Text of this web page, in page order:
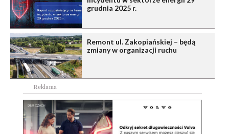
grudnia 2025 r.
Remont ul. Zakopiańskiej – będą
zmiany w organizacji ruchu
Reklama